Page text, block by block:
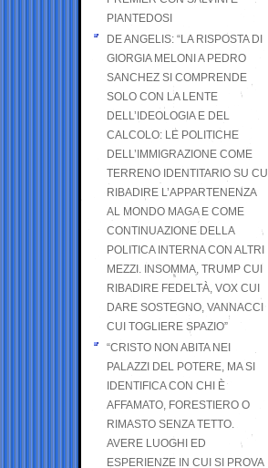
PIANTEDOSI
DE ANGELIS: “LA RISPOSTA DI
GIORGIA MELONI A PEDRO
SANCHEZ SI COMPRENDE
SOLO CON LA LENTE
DELL’IDEOLOGIA E DEL
CALCOLO: LE POLITICHE
DELL’IMMIGRAZIONE COME
TERRENO IDENTITARIO SU CUI
RIBADIRE L’APPARTENENZA
AL MONDO MAGA E COME
CONTINUAZIONE DELLA
POLITICA INTERNA CON ALTRI
MEZZI. INSOMMA, TRUMP CUI
RIBADIRE FEDELTÀ, VOX CUI
DARE SOSTEGNO, VANNACCI
CUI TOGLIERE SPAZIO”
“CRISTO NON ABITA NEI
PALAZZI DEL POTERE, MA SI
IDENTIFICA CON CHI È
AFFAMATO, FORESTIERO O
RIMASTO SENZA TETTO.
AVERE LUOGHI ED
ESPERIENZE IN CUI SI PROVA